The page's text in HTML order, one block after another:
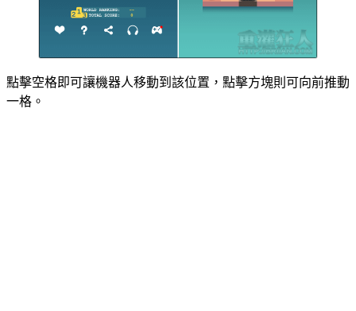
點擊空格即可讓機器人移動到該位置，點擊方塊則可向前推動
一格。